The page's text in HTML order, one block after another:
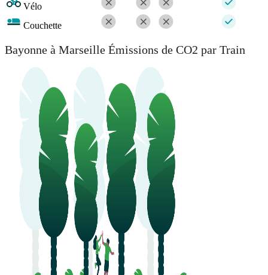
Vélo
Couchette
Bayonne à Marseille Émissions de CO2 par Train